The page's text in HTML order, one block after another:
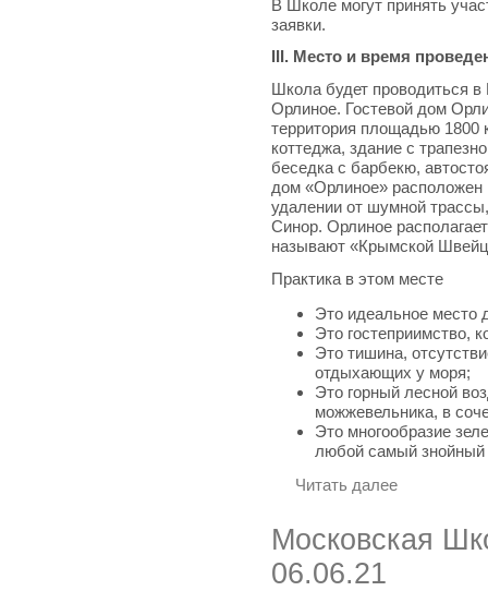
В Школе могут принять
заявки.
III. Место и время
Школа будет проводиться в
Орлиное. Гостевой дом
территория площадью 1800
коттеджа, здание с
беседка с барбекю,
дом «Орлиное» расположен
удалении от шумной
Синор. Орлиное
называют «Крымской
Практика в этом месте
Это идеальное место
Это гостеприимство,
Это тишина,
отдыхающих у моря;
Это горный лесной
можжевельника, в
Это многообразие
любой самый знойный
Читать далее
Московская
06.06.21